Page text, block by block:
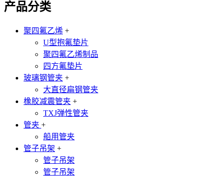
产品分类
聚四氟乙烯 +
U型抱氟垫片
聚四氟乙烯制品
四方氟垫片
玻璃钢管夹 +
大直径扁钢管夹
橡胶减震管夹 +
TXJ弹性管夹
管夹 +
船用管夹
管子吊架 +
管子吊架
管子吊架